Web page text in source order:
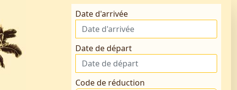
Date d'arrivée
Date de départ
Code de réduction